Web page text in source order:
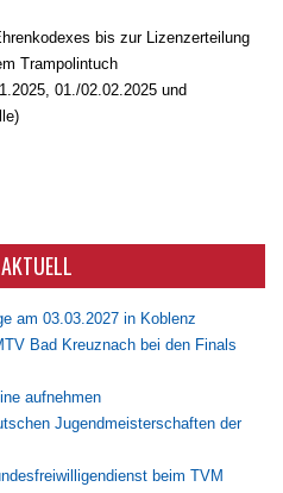
bis zur Lizenzerteilung
Trampolintuch
01./02.02.2025 und
am 03.03.2027 in Koblenz
Bad Kreuznach bei den Finals
aufnehmen
Jugendmeisterschaften der
beim TVM